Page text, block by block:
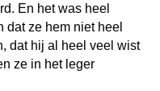
En het was heel
dat ze hem niet heel
dat hij al heel veel wist
ze in het leger